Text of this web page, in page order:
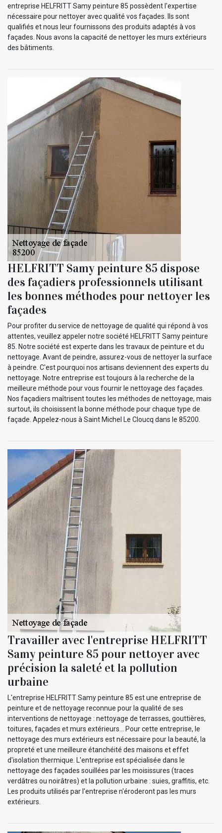
entreprise HELFRITT Samy peinture 85 possèdent l'expertise
nécessaire pour nettoyer avec qualité vos façades. Ils sont
qualifiés et nous leur fournissons des produits adaptés à vos
façades. Nous avons la capacité de nettoyer les murs extérieurs
des bâtiments.
HELFRITT Samy peinture 85 dispose
des façadiers professionnels utilisant
les bonnes méthodes pour nettoyer les
façades
Pour profiter du service de nettoyage de qualité qui répond à vos
attentes, veuillez appeler notre société HELFRITT Samy peinture
85. Notre société est experte dans les travaux de peinture et du
nettoyage. Avant de peindre, assurez-vous de nettoyer la surface
à peindre. C'est pourquoi nos artisans deviennent des experts du
nettoyage. Notre entreprise est toujours à la recherche de la
meilleure méthode pour vous fournir le nettoyage des façades.
Nos façadiers maîtrisent toutes les méthodes de nettoyage, mais
surtout, ils choisissent la bonne méthode pour chaque type de
façade. Appelez-nous à Saint Michel Le Cloucq dans le 85200.
Travailler avec l'entreprise HELFRITT
Samy peinture 85 pour nettoyer avec
précision la saleté et la pollution
urbaine
L'entreprise HELFRITT Samy peinture 85 est une entreprise de
peinture et de nettoyage reconnue pour la qualité de ses
interventions de nettoyage : nettoyage de terrasses, gouttières,
toitures, façades et murs extérieurs... Pour cette entreprise, le
nettoyage des murs extérieurs est nécessaire pour la beauté, la
propreté et une meilleure étanchéité des maisons et effet
d'isolation thermique. L'entreprise est spécialisée dans le
nettoyage des façades souillées par les moisissures (traces
verdâtres ou noirâtres) et la pollution urbaine : suies, graffitis, etc.
Les produits utilisés par l'entreprise n'éroderont pas les murs
extérieurs.